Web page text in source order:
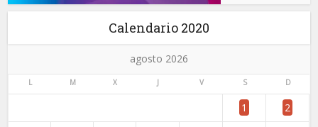
Calendario 2020
agosto 2026
L M X J V S D
1 2